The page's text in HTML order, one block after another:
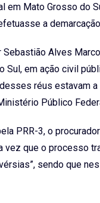
em Mato Grosso do
a
Alves
Sul, em ação civil
réus estavam
Público
PRR-3, o
vez que o processo
sendo que